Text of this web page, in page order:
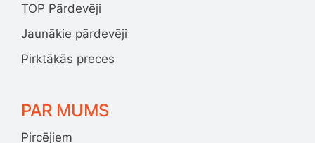
TOP Pārdevēji
Jaunākie pārdevēji
Pirktākās preces
PAR MUMS
Pircējiem